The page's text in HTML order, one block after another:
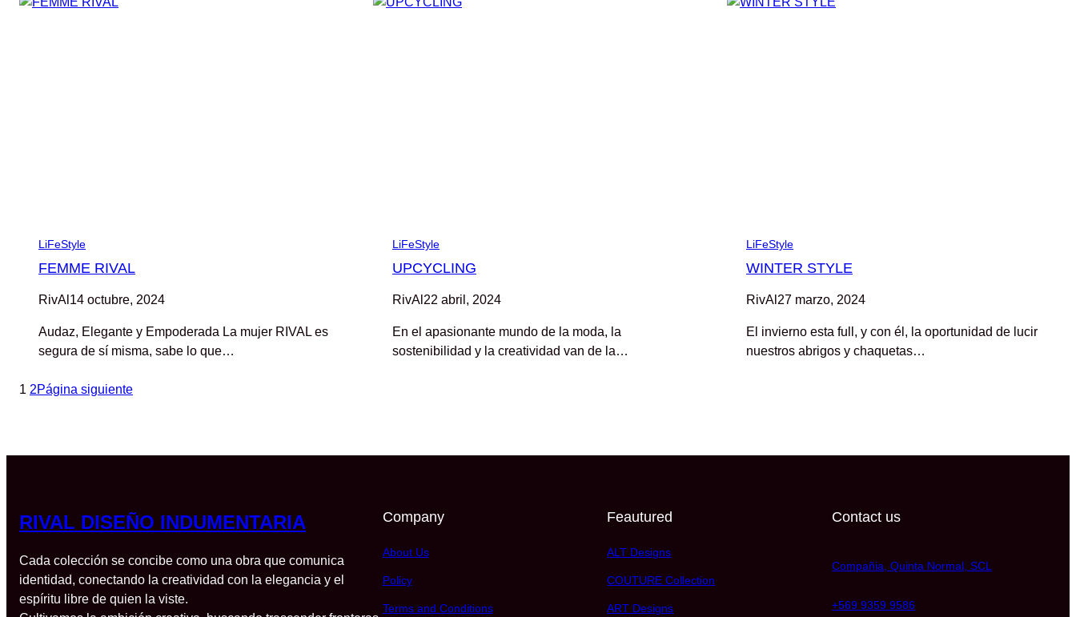
LiFeStyle
FEMME RIVAL
RivAl 14 octubre, 2024
Audaz, Elegante y Empoderada La mujer RIVAL es
segura de sí misma, sabe lo que…
LiFeStyle
UPCYCLING
RivAl 22 abril, 2024
En el apasionante mundo de la moda, la
sostenibilidad y la creatividad van de la…
LiFeStyle
WINTER STYLE
RivAl 27 marzo, 2024
El invierno esta full, y con él, la oportunidad de lucir
nuestros abrigos y chaquetas…
1 2Página siguiente
RIVAL DISEÑO INDUMENTARIA
Cada colección se concibe como una obra que comunica
identidad, conectando la creatividad con la elegancia y el
espíritu libre de quien la viste.
Company
About Us
Policy
Terms and Conditions
Feautured
ALT Designs
COUTURE Collection
ART Designs
Contact us
Compañia, Quinta Normal, SCL
+569 9359 9586